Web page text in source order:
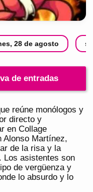
28 de agosto
de entradas
reúne monólogos y
directo y
en Collage
Alonso Martínez,
de la risa y la
Los asistentes son
de vergüenza y
lo absurdo y lo